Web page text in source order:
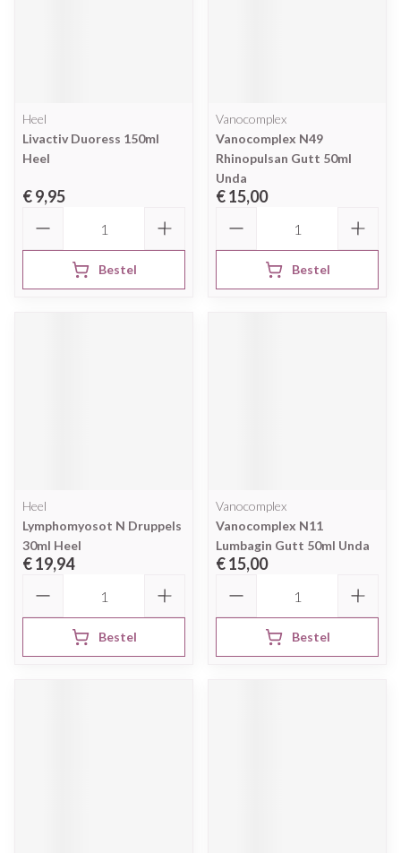
Heel
Livactiv Duoress 150ml
Heel
€ 9,95
Bestel
Vanocomplex
Vanocomplex N49
Rhinopulsan Gutt 50ml
Unda
€ 15,00
Bestel
Heel
Lymphomyosot N Druppels
30ml Heel
€ 19,94
Bestel
Vanocomplex
Vanocomplex N11
Lumbagin Gutt 50ml Unda
€ 15,00
Bestel